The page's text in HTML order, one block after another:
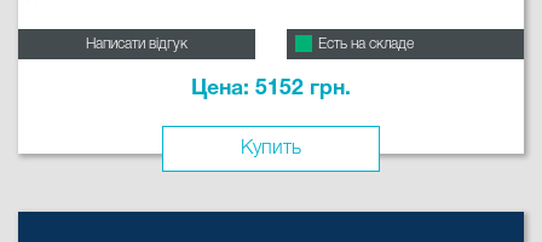
Написати відгук Есть на складе
Цена: 5152 грн.
Купить